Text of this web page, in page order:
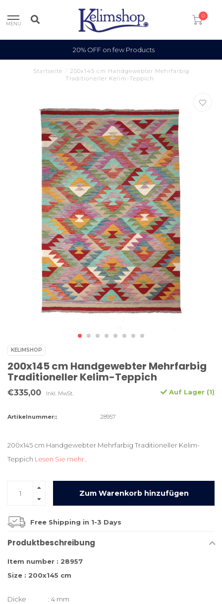
MENU
0
20% OFF on few Products
Startseite
200x145 cm Handgewebter Mehrfarbig
Traditioneller Kelim-Teppich
KELIMSHOP
200x145 cm Handgewebter Mehrfarbig
Traditioneller Kelim-Teppich
€335,00 Inkl. MwSt. Auf Lager (1)
Artikelnummer:: 28957
200x145 cm Handgewebter Mehrfarbig Traditioneller Kelim-
Teppich Lesen Sie mehr..
Zum Warenkorb hinzufügen
Free Shipping in 1-3 Days
Produktbeschreibung
Item number : 28957
Size : 200x145 cm
Dicke
: 4 mm